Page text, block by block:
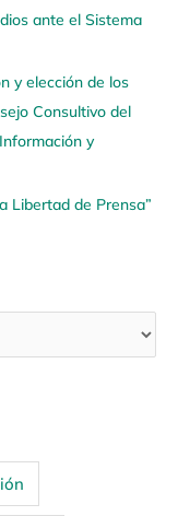
ante el Sistema
y elección de los
Consultivo del
y
Libertad de Prensa”